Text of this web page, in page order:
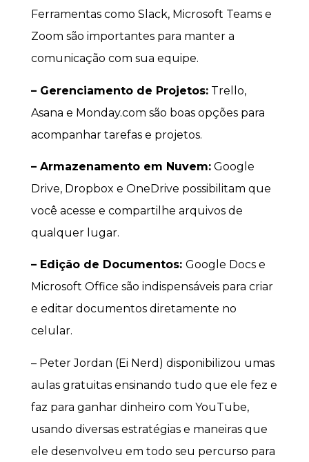
Ferramentas como Slack, Microsoft Teams e
Zoom são importantes para manter a
comunicação com sua equipe.
– Gerenciamento de Projetos: Trello,
Asana e Monday.com são boas opções para
acompanhar tarefas e projetos.
– Armazenamento em Nuvem: Google
Drive, Dropbox e OneDrive possibilitam que
você acesse e compartilhe arquivos de
qualquer lugar.
– Edição de Documentos: Google Docs e
Microsoft Office são indispensáveis para criar
e editar documentos diretamente no
celular.
– Peter Jordan (Ei Nerd) disponibilizou umas
aulas gratuitas ensinando tudo que ele fez e
faz para ganhar dinheiro com YouTube,
usando diversas estratégias e maneiras que
ele desenvolveu em todo seu percurso para